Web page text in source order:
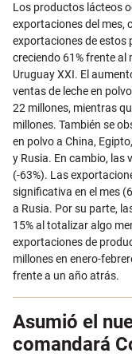
Los productos lácteos
exportaciones del mes,
exportaciones de estos
creciendo 61% frente
Uruguay XXI. El
ventas de leche en
22 millones, mientras
millones. También se
en polvo a China,
y Rusia. En cambio,
(-63%). Las
significativa en el mes
a Rusia. Por su parte,
15% al totalizar algo
exportaciones de
millones en enero-
frente a un año atrás.
Asumió el
comandará